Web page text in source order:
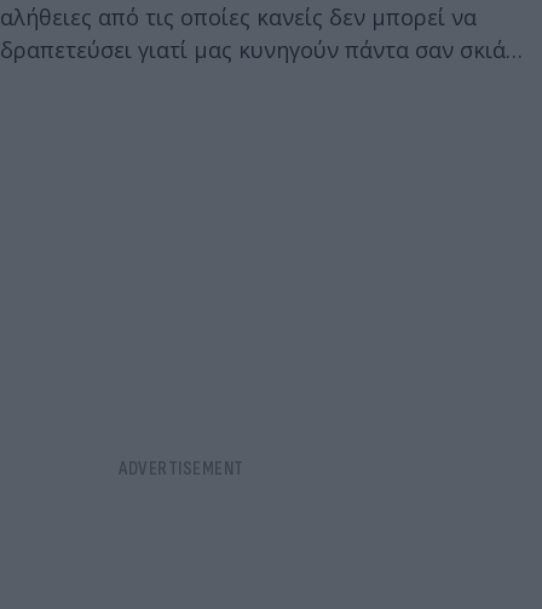
αλήθειες από τις οποίες κανείς δεν μπορεί να
δραπετεύσει γιατί μας κυνηγούν πάντα σαν σκιά…